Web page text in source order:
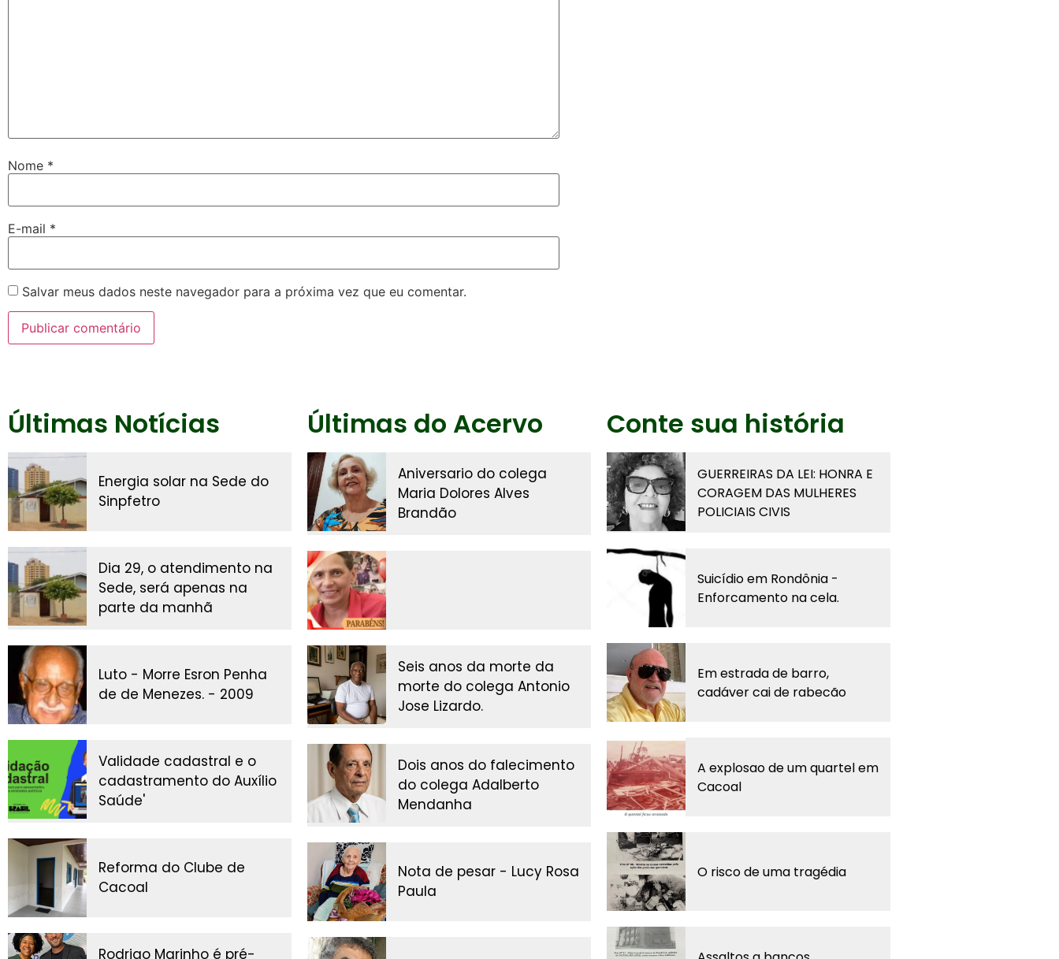
Nome *
E-mail *
Salvar meus dados neste navegador para a próxima vez que eu comentar.
Últimas Notícias
Energia solar na Sede do
Sinpfetro
Dia 29, o atendimento na
Sede, será apenas na
parte da manhã
Luto - Morre Esron Penha
de de Menezes. - 2009
Validade cadastral e o
cadastramento do Auxílio
Saúde'
Reforma do Clube de
Cacoal
Rodrigo Marinho é pré-
Últimas do Acervo
Aniversario do colega
Maria Dolores Alves
Brandão
Seis anos da morte da
morte do colega Antonio
Jose Lizardo.
Dois anos do falecimento
do colega Adalberto
Mendanha
Nota de pesar - Lucy Rosa
Paula
Conte sua história
GUERREIRAS DA LEI: HONRA E
CORAGEM DAS MULHERES
POLICIAIS CIVIS
Suicídio em Rondônia -
Enforcamento na cela.
Em estrada de barro,
cadáver cai de rabecão
A explosao de um quartel em
Cacoal
O risco de uma tragédia